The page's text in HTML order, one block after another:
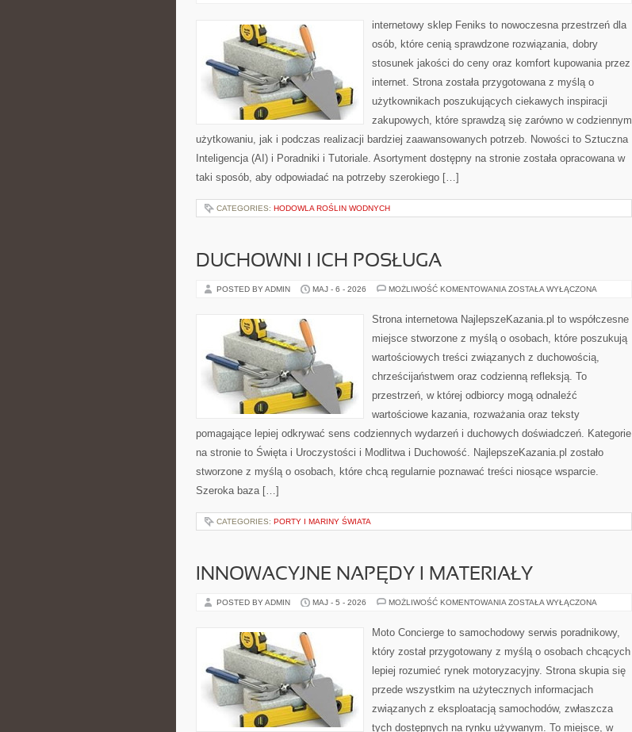
internetowy sklep Feniks to nowoczesna przestrzeń dla
osób, które cenią sprawdzone rozwiązania, dobry
stosunek jakości do ceny oraz komfort kupowania przez
internet. Strona została przygotowana z myślą o
użytkownikach poszukujących ciekawych inspiracji
zakupowych, które sprawdzą się zarówno w codziennym
użytkowaniu, jak i podczas realizacji bardziej zaawansowanych potrzeb. Nowości to Sztuczna
Inteligencja (AI) i Poradniki i Tutoriale. Asortyment dostępny na stronie została opracowana w
taki sposób, aby odpowiadać na potrzeby szerokiego […]
CATEGORIES: HODOWLA ROŚLIN WODNYCH
DUCHOWNI I ICH POSŁUGA
POSTED BY ADMIN MAJ - 6 - 2026 MOŻLIWOŚĆ KOMENTOWANIA DUCHOWNI
POSŁUGA
ZOSTAŁA WYŁĄCZONA
Strona internetowa NajlepszeKazania.pl to współczesne
miejsce stworzone z myślą o osobach, które poszukują
wartościowych treści związanych z duchowością,
chrześcijaństwem oraz codzienną refleksją. To
przestrzeń, w której odbiorcy mogą odnaleźć
wartościowe kazania, rozważania oraz teksty
pomagające lepiej odkrywać sens codziennych wydarzeń i duchowych doświadczeń. Kategorie
na stronie to Święta i Uroczystości i Modlitwa i Duchowość. NajlepszeKazania.pl zostało
stworzone z myślą o osobach, które chcą regularnie poznawać treści niosące wsparcie.
Szeroka baza […]
CATEGORIES: PORTY I MARINY ŚWIATA
INNOWACYJNE NAPĘDY I MATERIAŁY
POSTED BY ADMIN MAJ - 5 - 2026 MOŻLIWOŚĆ KOMENTOWANIA INNOWACYJNE
MATERIAŁY
ZOSTAŁA WYŁĄCZONA
Moto Concierge to samochodowy serwis poradnikowy,
który został przygotowany z myślą o osobach chcących
lepiej rozumieć rynek motoryzacyjny. Strona skupia się
przede wszystkim na użytecznych informacjach
związanych z eksploatacją samochodów, zwłaszcza
tych dostępnych na rynku używanym. To miejsce, w